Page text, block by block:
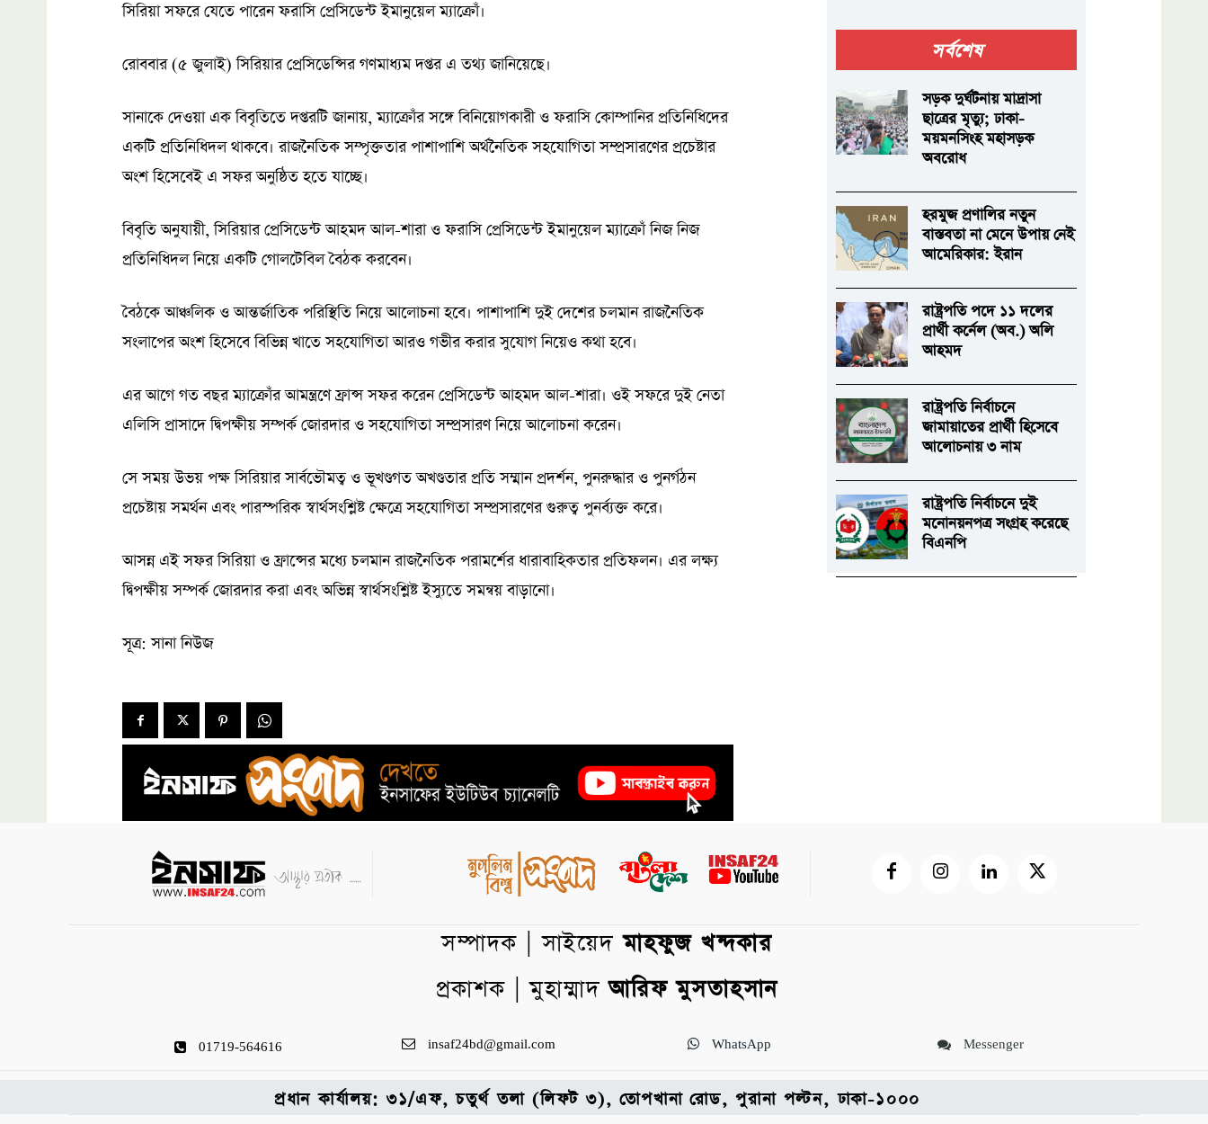
সিরিয়া সফরে যেতে পারেন ফরাসি প্রেসিডেন্ট ইমানুয়েল ম্যাক্রোঁ।
রোববার (৫ জুলাই) সিরিয়ার প্রেসিডেন্সির গণমাধ্যম দপ্তর এ তথ্য জানিয়েছে।
সানাকে দেওয়া এক বিবৃতিতে দপ্তরটি জানায়, ম্যাক্রোঁর সঙ্গে বিনিয়োগকারী ও ফরাসি কোম্পানির প্রতিনিধিদের
একটি প্রতিনিধিদল থাকবে। রাজনৈতিক সম্পৃক্ততার পাশাপাশি অর্থনৈতিক সহযোগিতা সম্প্রসারণের প্রচেষ্টার
অংশ হিসেবেই এ সফর অনুষ্ঠিত হতে যাচ্ছে।
বিবৃতি অনুযায়ী, সিরিয়ার প্রেসিডেন্ট আহমদ আল-শারা ও ফরাসি প্রেসিডেন্ট ইমানুয়েল ম্যাক্রোঁ নিজ নিজ
প্রতিনিধিদল নিয়ে একটি গোলটেবিল বৈঠক করবেন।
বৈঠকে আঞ্চলিক ও আন্তর্জাতিক পরিস্থিতি নিয়ে আলোচনা হবে। পাশাপাশি দুই দেশের চলমান রাজনৈতিক
সংলাপের অংশ হিসেবে বিভিন্ন খাতে সহযোগিতা আরও গভীর করার সুযোগ নিয়েও কথা হবে।
এর আগে গত বছর ম্যাক্রোঁর আমন্ত্রণে ফ্রান্স সফর করেন প্রেসিডেন্ট আহমদ আল-শারা। ওই সফরে দুই নেতা
এলিসি প্রাসাদে দ্বিপক্ষীয় সম্পর্ক জোরদার ও সহযোগিতা সম্প্রসারণ নিয়ে আলোচনা করেন।
সে সময় উভয় পক্ষ সিরিয়ার সার্বভৌমত্ব ও ভূখণ্ডগত অখণ্ডতার প্রতি সম্মান প্রদর্শন, পুনরুদ্ধার ও পুনর্গঠন
প্রচেষ্টায় সমর্থন এবং পারস্পরিক স্বার্থসংশ্লিষ্ট ক্ষেত্রে সহযোগিতা সম্প্রসারণের গুরুত্ব পুনর্ব্যক্ত করে।
আসন্ন এই সফর সিরিয়া ও ফ্রান্সের মধ্যে চলমান রাজনৈতিক পরামর্শের ধারাবাহিকতার প্রতিফলন। এর লক্ষ্য
দ্বিপক্ষীয় সম্পর্ক জোরদার করা এবং অভিন্ন স্বার্থসংশ্লিষ্ট ইস্যুতে সমন্বয় বাড়ানো।
সূত্র: সানা নিউজ
সর্বশেষ
সড়ক দুর্ঘটনায় মাদ্রাসা
ছাত্রের মৃত্যু; ঢাকা-
ময়মনসিংহ মহাসড়ক
অবরোধ
হরমুজ প্রণালির নতুন
বাস্তবতা না মেনে উপায় নেই
আমেরিকার: ইরান
রাষ্ট্রপতি পদে ১১ দলের
প্রার্থী কর্নেল (অব.) অলি
আহমদ
রাষ্ট্রপতি নির্বাচনে
জামায়াতের প্রার্থী হিসেবে
আলোচনায় ৩ নাম
রাষ্ট্রপতি নির্বাচনে দুই
মনোনয়নপত্র সংগ্রহ করেছে
বিএনপি
সম্পাদক | সাইয়েদমাহফুজ খন্দকার
প্রকাশক | মুহাম্মাদআরিফ মুসতাহসান
01719-564616 insaf24bd@gmail.com WhatsApp Messenger
প্রধান কার্যালয়: ৩১/এফ, চতুর্থ তলা (লিফট ৩), তোপখানা রোড, পুরানা পল্টন, ঢাকা-১০০০